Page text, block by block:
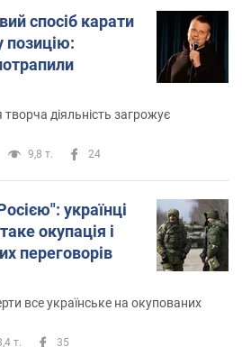
спосіб карати
позицію:
діяльність загрожує
9,8 т. 24
українці
окупація і
переговорів
все українське на окупованих
т. 35